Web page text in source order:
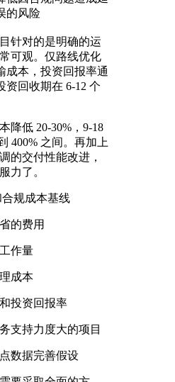
的风险
针对的是明确的运
可观。仅路线优化
成本，投资回报率通
资回收期在 6-12 个
降低 20-30%，9-18
400% 之间。再加上
的交付性能改进，
力了。
规成本基线
的费用
作量
成本
投资回报率
支持力度大的项目
数据完善假设